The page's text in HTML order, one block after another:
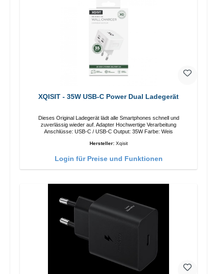
XQISIT - 35W USB-C Power Dual Ladegerät
Dieses Original Ladegerät lädt alle Smartphones schnell und
zuverlässig wieder auf. Adapter Hochwertige Verarbeitung
Anschlüsse: USB-C / USB-C Output: 35W Farbe: Weis
Hersteller: Xqisit
Login für Preise und Funktionen